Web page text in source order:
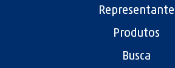
Representante
Produtos
Busca